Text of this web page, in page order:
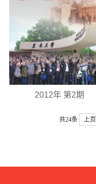
2012年 第2期
共24条 上页